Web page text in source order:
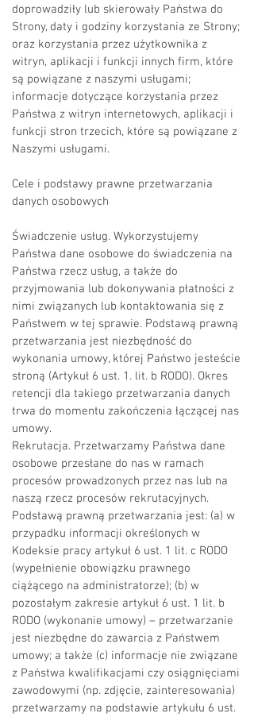
doprowadziły lub skierowały Państwa do
Strony, daty i godziny korzystania ze Strony;
oraz korzystania przez użytkownika z
witryn, aplikacji i funkcji innych firm, które
są powiązane z naszymi usługami;
informacje dotyczące korzystania przez
Państwa z witryn internetowych, aplikacji i
funkcji stron trzecich, które są powiązane z
Naszymi usługami.
Cele i podstawy prawne przetwarzania
danych osobowych
Świadczenie usług. Wykorzystujemy
Państwa dane osobowe do świadczenia na
Państwa rzecz usług, a także do
przyjmowania lub dokonywania płatności z
nimi związanych lub kontaktowania się z
Państwem w tej sprawie. Podstawą prawną
przetwarzania jest niezbędność do
wykonania umowy, której Państwo jesteście
stroną (Artykuł 6 ust. 1. lit. b RODO). Okres
retencji dla takiego przetwarzania danych
trwa do momentu zakończenia łączącej nas
umowy.
Rekrutacja. Przetwarzamy Państwa dane
osobowe przesłane do nas w ramach
procesów prowadzonych przez nas lub na
naszą rzecz procesów rekrutacyjnych.
Podstawą prawną przetwarzania jest: (a) w
przypadku informacji określonych w
Kodeksie pracy artykuł 6 ust. 1 lit. c RODO
(wypełnienie obowiązku prawnego
ciążącego na administratorze); (b) w
pozostałym zakresie artykuł 6 ust. 1 lit. b
RODO (wykonanie umowy) – przetwarzanie
jest niezbędne do zawarcia z Państwem
umowy; a także (c) informacje nie związane
z Państwa kwalifikacjami czy osiągnięciami
zawodowymi (np. zdjęcie, zainteresowania)
przetwarzamy na podstawie artykułu 6 ust.